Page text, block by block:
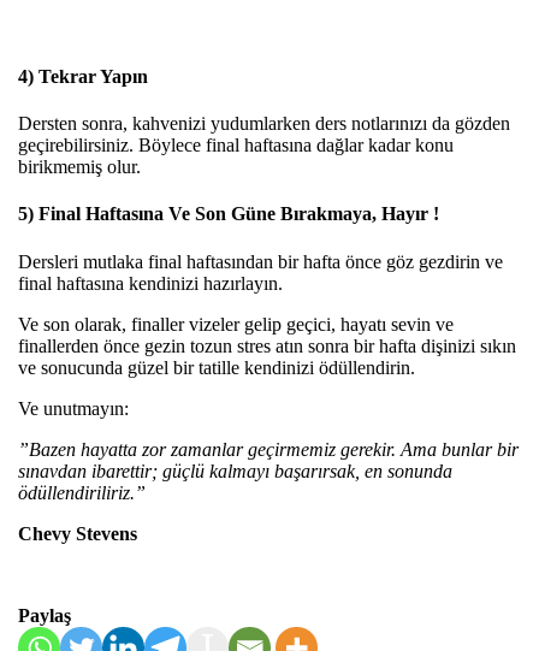
4) Tekrar Yapın
Dersten sonra, kahvenizi yudumlarken ders notlarınızı da gözden
geçirebilirsiniz. Böylece final haftasına dağlar kadar konu
birikmemiş olur.
5) Final Haftasına Ve Son Güne Bırakmaya, Hayır !
Dersleri mutlaka final haftasından bir hafta önce göz gezdirin ve
final haftasına kendinizi hazırlayın.
Ve son olarak, finaller vizeler gelip geçici, hayatı sevin ve
finallerden önce gezin tozun stres atın sonra bir hafta dişinizi sıkın
ve sonucunda güzel bir tatille kendinizi ödüllendirin.
Ve unutmayın:
”Bazen hayatta zor zamanlar geçirmemiz gerekir. Ama bunlar bir
sınavdan ibarettir; güçlü kalmayı başarırsak, en sonunda
ödüllendiriliriz.”
Chevy Stevens
Paylaş